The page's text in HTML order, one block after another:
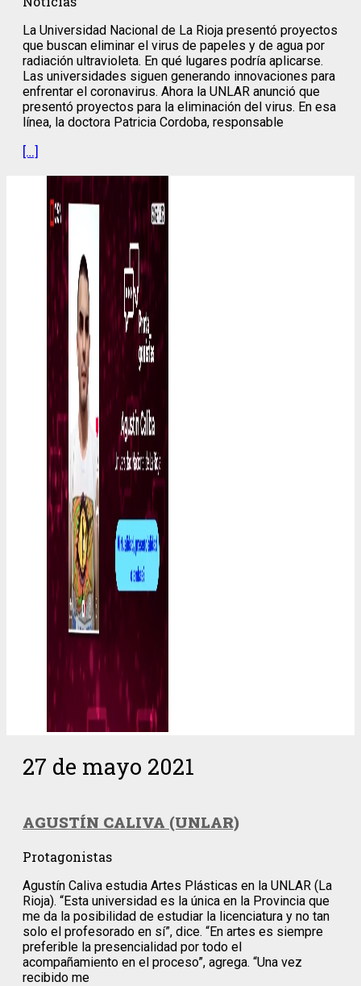
La Universidad Nacional de La Rioja presentó proyectos
que buscan eliminar el virus de papeles y de agua por
radiación ultravioleta. En qué lugares podría aplicarse.
Las universidades siguen generando innovaciones para
enfrentar el coronavirus. Ahora la UNLAR anunció que
presentó proyectos para la eliminación del virus. En esa
línea, la doctora Patricia Cordoba, responsable
[…]
27 de mayo 2021
AGUSTÍN CALIVA (UNLAR)
Protagonistas
Agustín Caliva estudia Artes Plásticas en la UNLAR (La
Rioja). “Esta universidad es la única en la Provincia que
me da la posibilidad de estudiar la licenciatura y no tan
solo el profesorado en sí”, dice. “En artes es siempre
preferible la presencialidad por todo el
acompañamiento en el proceso”, agrega. “Una vez
recibido me